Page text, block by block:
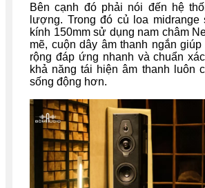
Bên cạnh đó phải nói đến hệ
lượng. Trong đó củ loa
kính 150mm sử dụng nam châm
mẽ, cuộn dây âm thanh ngắn
rộng đáp ứng nhanh và chuẩn
khả năng tái hiện âm thanh luôn
sống động hơn.